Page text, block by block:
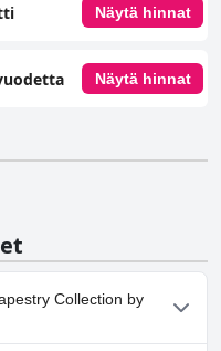
Näytä hinnat
Näytä hinnat
Collection by